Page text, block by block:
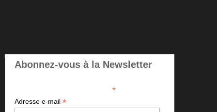
Abonnez-vous à la Newsletter
*indicates required
Adresse e-mail *